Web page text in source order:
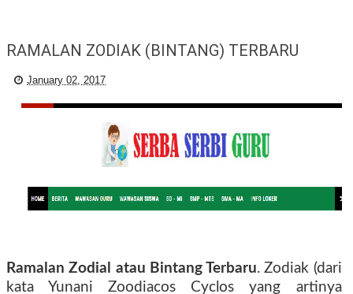
RAMALAN ZODIAK (BINTANG) TERBARU
January 02, 2017
Ramalan Zodial atau Bintang Terbaru. Zodiak (dari
kata Yunani Zoodiacos Cyclos yang artinya